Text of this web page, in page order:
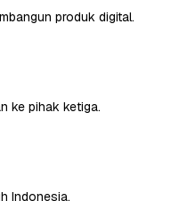
produk digital.
ke pihak ketiga.
Indonesia.